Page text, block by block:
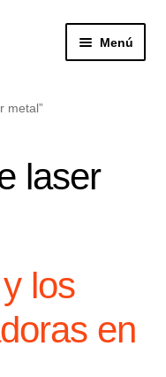
Menú
metal”
laser
los
en